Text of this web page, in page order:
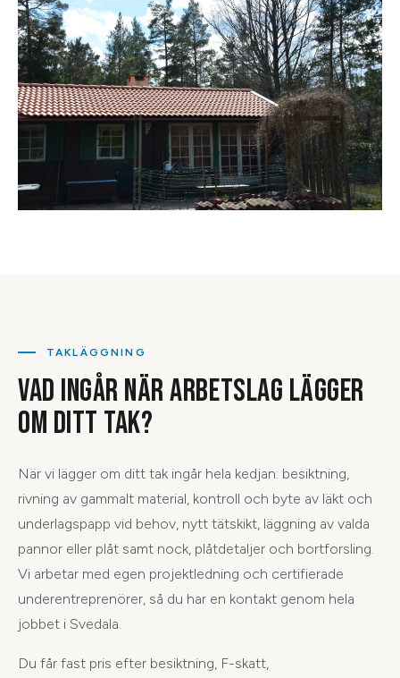
TAKLÄGGNING
VAD INGÅR NÄR ARBETSLAG LÄGGER
OM DITT TAK?
När vi lägger om ditt tak ingår hela kedjan: besiktning,
rivning av gammalt material, kontroll och byte av läkt och
underlagspapp vid behov, nytt tätskikt, läggning av valda
pannor eller plåt samt nock, plåtdetaljer och bortforsling.
Vi arbetar med egen projektledning och certifierade
underentreprenörer, så du har en kontakt genom hela
jobbet i Svedala.
Du får fast pris efter besiktning, F-skatt,